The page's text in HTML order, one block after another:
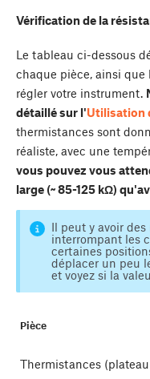
Vérification de la
Le tableau ci-dessous
chaque pièce, ainsi que
régler votre instrument.
détaillé sur l'Utilisation
thermistances sont
réaliste, avec une
vous pouvez vous
large (~ 85-125 kΩ)
Il peut y avoir
interrompant les
certaines
déplacer un peu
et voyez si la
Pièce
Thermistances